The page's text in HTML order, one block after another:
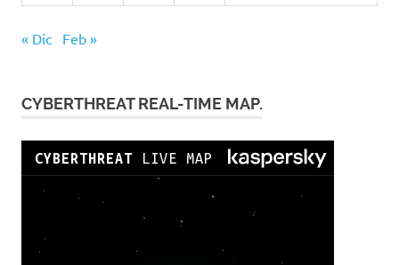
« Dic Feb »
CYBERTHREAT REAL-TIME MAP.